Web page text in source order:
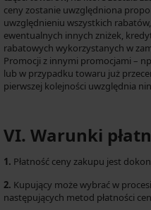
ceny zostanie uwzględniona
uwzględnieniu wszystkich
ewentualnych innych zniżek,
rabatowych wykorzystanych w
Promocji z innymi promocjami –
lub w przypadku towaru już
pierwszej kolejności uwzględnia
VI. Warunki
1. Płatność ceny zakupu jest
2. Kupujący może wybrać w
następujących metod płatności